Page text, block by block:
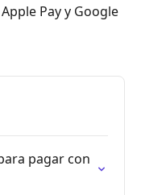
Pay y Google
pagar con